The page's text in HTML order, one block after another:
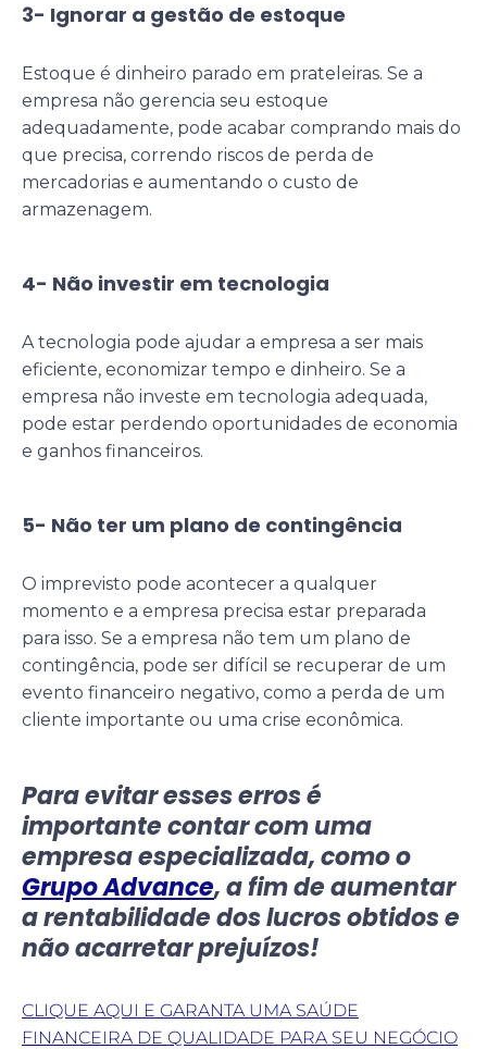
3- Ignorar a gestão de estoque
Estoque é dinheiro parado em prateleiras. Se a
empresa não gerencia seu estoque
adequadamente, pode acabar comprando mais do
que precisa, correndo riscos de perda de
mercadorias e aumentando o custo de
armazenagem.
4- Não investir em tecnologia
A tecnologia pode ajudar a empresa a ser mais
eficiente, economizar tempo e dinheiro. Se a
empresa não investe em tecnologia adequada,
pode estar perdendo oportunidades de economia
e ganhos financeiros.
5- Não ter um plano de contingência
O imprevisto pode acontecer a qualquer
momento e a empresa precisa estar preparada
para isso. Se a empresa não tem um plano de
contingência, pode ser difícil se recuperar de um
evento financeiro negativo, como a perda de um
cliente importante ou uma crise econômica.
Para evitar esses erros é
importante contar com uma
empresa especializada, como o
Grupo Advance, a fim de aumentar
a rentabilidade dos lucros obtidos e
não acarretar prejuízos!
CLIQUE AQUI E GARANTA UMA SAÚDE
FINANCEIRA DE QUALIDADE PARA SEU NEGÓCIO